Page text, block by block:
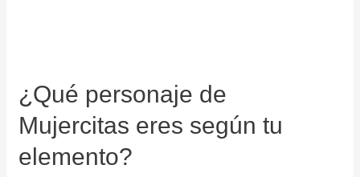
¿Qué personaje de
Mujercitas eres según tu
elemento?